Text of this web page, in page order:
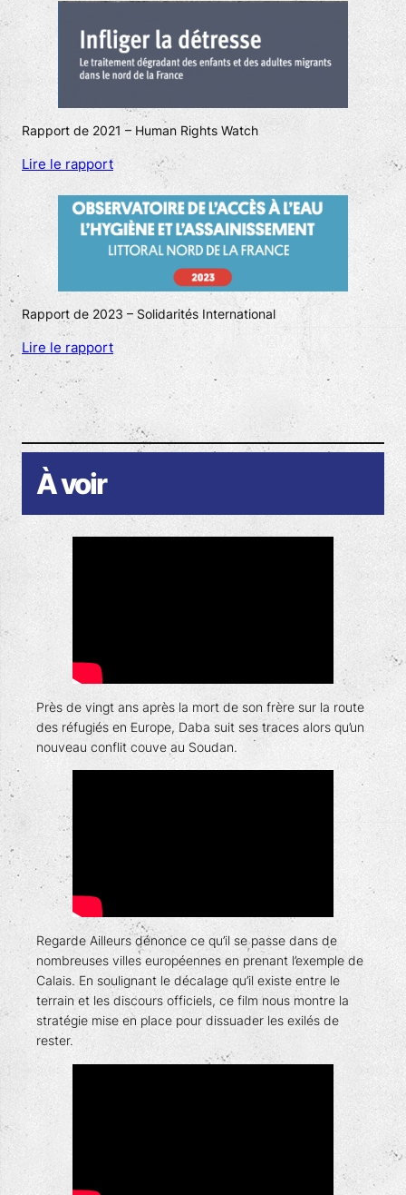
Rapport de 2021 – Human Rights Watch
Lire le rapport
Rapport de 2023 – Solidarités International
Lire le rapport
À voir
Près de vingt ans après la mort de son frère sur la route
des réfugiés en Europe, Daba suit ses traces alors qu’un
nouveau conflit couve au Soudan.
Regarde Ailleurs dénonce ce qu’il se passe dans de
nombreuses villes européennes en prenant l’exemple de
Calais. En soulignant le décalage qu’il existe entre le
terrain et les discours officiels, ce film nous montre la
stratégie mise en place pour dissuader les exilés de
rester.